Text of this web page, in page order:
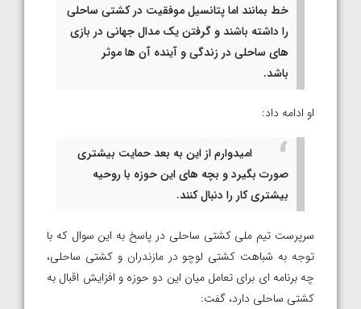
خط بمانند اما پتانسیل موفقیت در کشتی ساحلی
را داشته باشند و گرفتن یک مدال جهانی در بازی
های ساحلی در زندگی و آینده آن ها موثر
باشد.
او ادامه داد:
امیدوارم از این به بعد حمایت بیشتری
صورت بگیرد و بچه های این حوزه با روحیه
بیشتری کار را دنبال کنند.
سرپرست تیم ملی کشتی ساحلی در پاسخ به این سوال که با
توجه به شباهت کشتی لوچو در مازندران و کشتی ساحلی،
چه برنامه ای برای تعامل میان این دو حوزه و افزایش اقبال به
کشتی ساحلی دارد، گفت: